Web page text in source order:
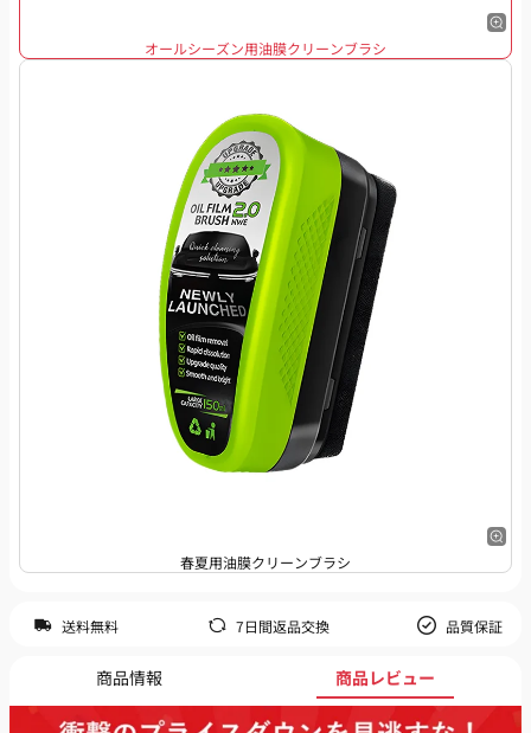
オールシーズン用油膜クリーンブラシ
春夏用油膜クリーンブラシ
送料無料 7日間返品交換 品質保証
商品情報 商品レビュー